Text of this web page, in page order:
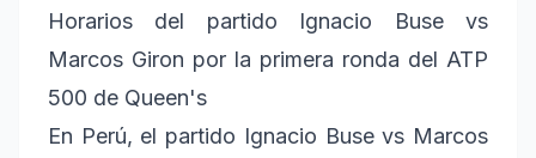
Horarios del partido Ignacio Buse vs
Marcos Giron por la primera ronda del ATP
500 de Queen's
En Perú, el partido Ignacio Buse vs Marcos